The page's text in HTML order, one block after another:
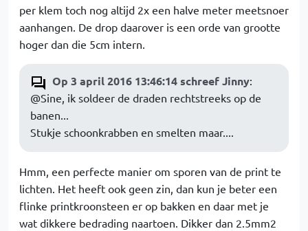
per klem toch nog altijd 2x een halve meter meetsnoer
aanhangen. De drop daarover is een orde van grootte
hoger dan die 5cm intern.
Op 3 april 2016 13:46:14 schreef Jinny:
@Sine, ik soldeer de draden rechtstreeks op de
banen...
Stukje schoonkrabben en smelten maar....
Hmm, een perfecte manier om sporen van de print te
lichten. Het heeft ook geen zin, dan kun je beter een
flinke printkroonsteen er op bakken en daar met je
wat dikkere bedrading naartoen. Dikker dan 2.5mm2